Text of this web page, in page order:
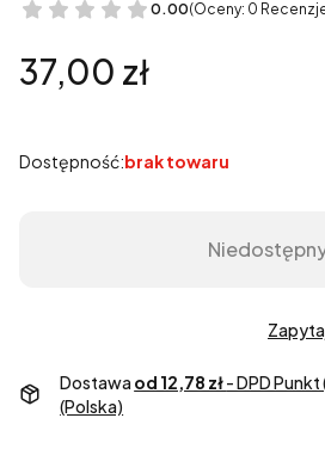
0.00(Oceny: 0
Cena
37,00 zł
Dostępność:brak towaru
Dostawa od 12,78 zł- DPD
(Polska)